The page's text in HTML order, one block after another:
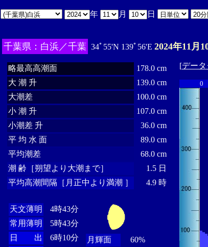
年 月 日
千葉県：白浜／千葉 34ﾟ55'N 139ﾟ56'E 2024年11月
略最高高潮面
178.0 cm
大 潮 升
139.0 cm
大潮差
100.0 cm
小 潮 升
107.0 cm
小潮差 升
36.0 cm
平 均 水 面
89.0 cm
平均潮差
68.0 cm
潮 齢［朔望より大潮まで］
1.5 日
平均高潮間隔［月正中より満潮 ］
4.9 時
天文薄明
4時43分
常用薄明
5時43分
日 出
6時10分
月輝面
60%
[デー
0